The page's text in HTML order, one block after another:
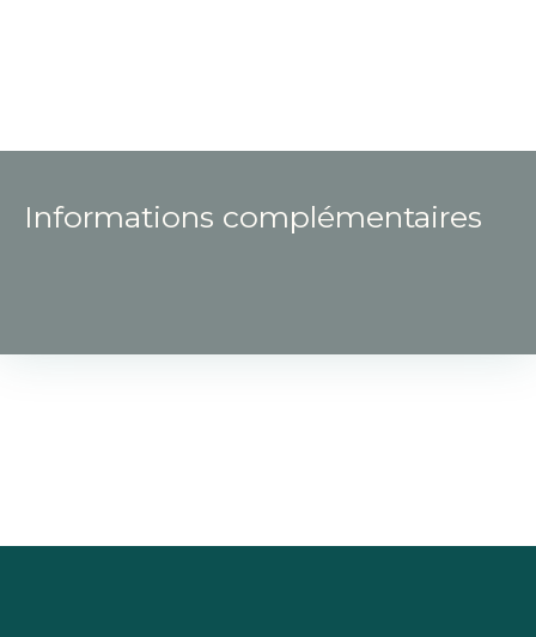
Informations complémentaires